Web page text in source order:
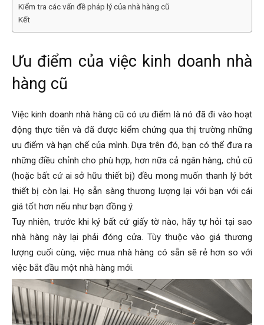
Kiểm tra các vấn đề pháp lý của nhà hàng cũ
Kết
Ưu điểm của việc kinh doanh nhà
hàng cũ
Việc kinh doanh nhà hàng cũ có ưu điểm là nó đã đi vào hoạt
động thực tiễn và đã được kiểm chứng qua thị trường những
ưu điểm và hạn chế của mình. Dựa trên đó, bạn có thể đưa ra
những điều chỉnh cho phù hợp, hơn nữa cả ngân hàng, chủ cũ
(hoặc bất cứ ai sở hữu thiết bị) đều mong muốn thanh lý bớt
thiết bị còn lại. Họ sẵn sàng thương lượng lại với bạn với cái
giá tốt hơn nếu như bạn đồng ý.
Tuy nhiên, trước khi ký bất cứ giấy tờ nào, hãy tự hỏi tại sao
nhà hàng này lại phải đóng cửa. Tùy thuộc vào giá thương
lượng cuối cùng, việc mua nhà hàng có sẵn sẽ rẻ hơn so với
việc bắt đầu một nhà hàng mới.